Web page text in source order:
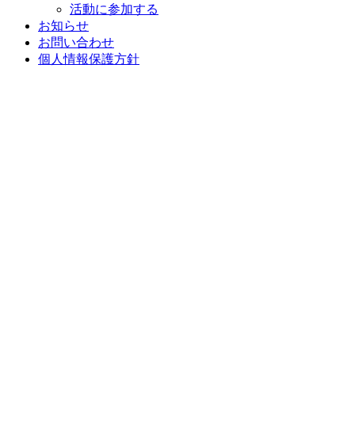
活動に参加する
お知らせ
お問い合わせ
個人情報保護方針